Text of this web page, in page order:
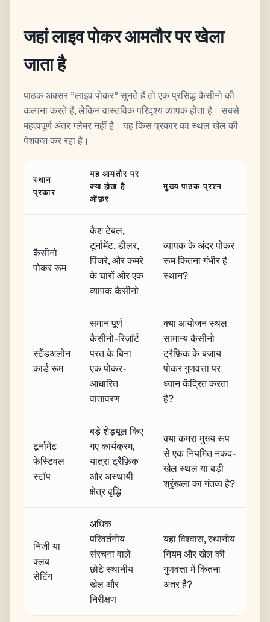
जहां लाइव पोकर आमतौर पर खेला
जाता है
पाठक अक्सर "लाइव पोकर" सुनते हैं तो एक प्रसिद्ध कैसीनो की
कल्पना करते हैं, लेकिन वास्तविक परिदृश्य व्यापक होता है। सबसे
महत्वपूर्ण अंतर ग्लैमर नहीं है। यह किस प्रकार का स्थल खेल की
पेशकश कर रहा है।
स्थान
प्रकार
यह आमतौर पर
क्या होता है
ऑफ़र
मुख्य पाठक प्रश्न
कैसीनो
पोकर रूम
कैश टेबल,
टूर्नामेंट, डीलर,
पिंजरे, और कमरे
के चारों ओर एक
व्यापक कैसीनो
व्यापक के अंदर पोकर
रूम कितना गंभीर है
स्थान?
स्टैंडअलोन
कार्ड रूम
समान पूर्ण
कैसीनो-रिज़ॉर्ट
परत के बिना
एक पोकर-
आधारित
वातावरण
क्या आयोजन स्थल
सामान्य कैसीनो
ट्रैफ़िक के बजाय
पोकर गुणवत्ता पर
ध्यान केंद्रित करता
है?
टूर्नामेंट
फेस्टिवल
स्टॉप
बड़े शेड्यूल किए
गए कार्यक्रम,
यात्रा ट्रैफ़िक
और अस्थायी
क्षेत्र वृद्धि
क्या कमरा मुख्य रूप
से एक नियमित नकद-
खेल स्थल या बड़ी
श्रृंखला का गंतव्य है?
निजी या
क्लब
सेटिंग
अधिक
परिवर्तनीय
संरचना वाले
छोटे स्थानीय
खेल और
निरीक्षण
यहां विश्वास, स्थानीय
नियम और खेल की
गुणवत्ता में कितना
अंतर है?